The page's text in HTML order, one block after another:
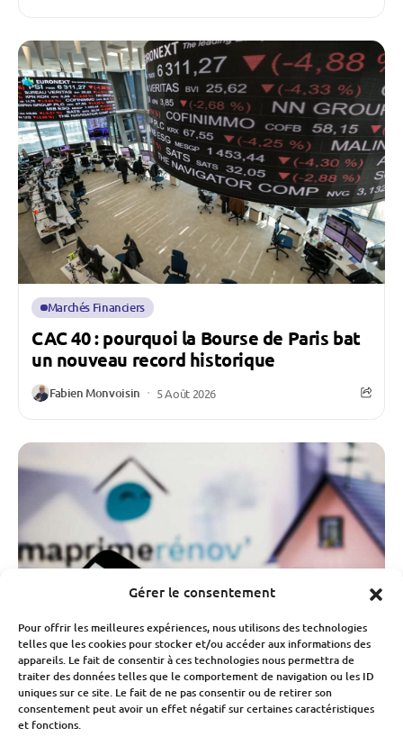
Gérer le consentement
Pour offrir les meilleures expériences, nous utilisons des technologies
telles que les cookies pour stocker et/ou accéder aux informations des
appareils. Le fait de consentir à ces technologies nous permettra de
traiter des données telles que le comportement de navigation ou les ID
uniques sur ce site. Le fait de ne pas consentir ou de retirer son
consentement peut avoir un effet négatif sur certaines caractéristiques
et fonctions.
Marchés Financiers
CAC 40 : pourquoi la Bourse de Paris bat
un nouveau record historique
Fabien Monvoisin 5 Août 2026
Budget Économie